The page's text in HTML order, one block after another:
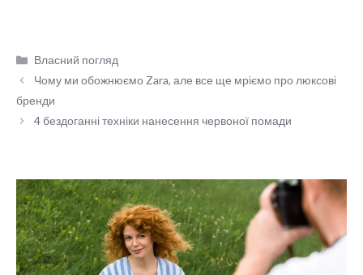
Категорії
Власний погляд
Чому ми обожнюємо Zara, але все ще мріємо про люксові
бренди
4 бездоганні техніки нанесення червоної помади